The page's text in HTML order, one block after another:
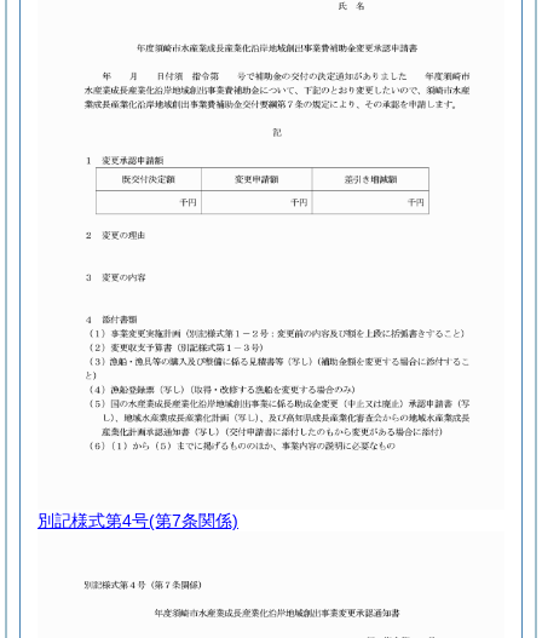
別記様式第4号(第7条関係)